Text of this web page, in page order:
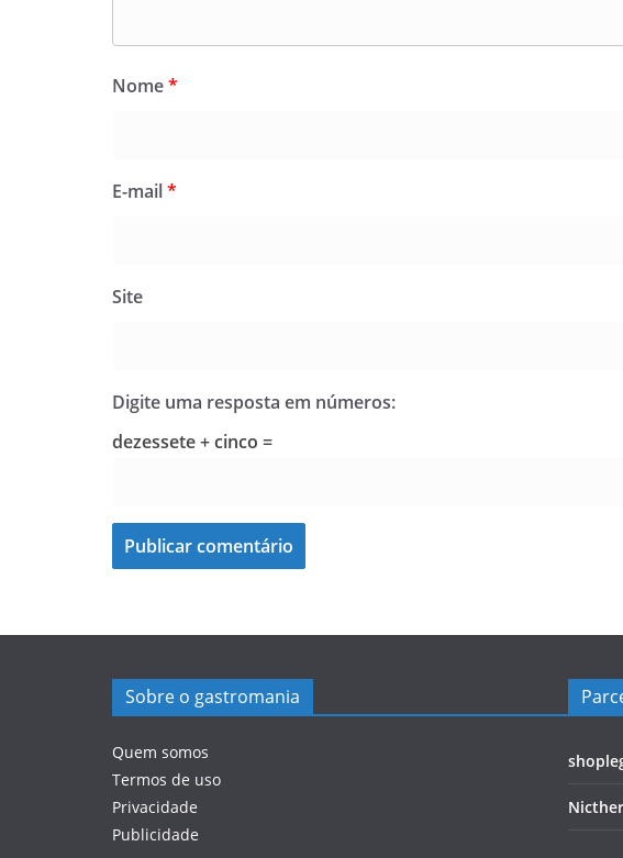
Nome*
E-mail*
Site
Digite uma resposta em números:
dezessete + cinco =
Sobre o gastromania
Quem somos
Termos de uso
Privacidade
Publicidade